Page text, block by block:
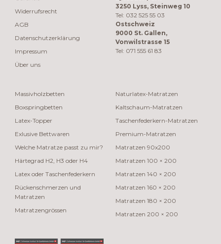
Widerrufsrecht
AGB
Datenschutzerklärung
Impressum
Über uns
3250 Lyss, Steinweg 10
Tel: 032 525 55 03
Ostschweiz
9000 St. Gallen,
Vonwilstrasse 15
Tel: 071 555 61 83
Massivholzbetten
Boxspringbetten
Latex-Topper
Exlusive Bettwaren
Welche Matratze passt zu mir?
Härtegrad H2, H3 oder H4
Latex oder Taschenfederkern
Rückenschmerzen und
Matratzen
Matratzengrössen
Naturlatex-Matratzen
Kaltschaum-Matratzen
Taschenfederkern-Matratzen
Premium-Matratzen
Matratzen 90x200
Matratzen 100 × 200
Matratzen 140 × 200
Matratzen 160 × 200
Matratzen 180 × 200
Matratzen 200 × 200